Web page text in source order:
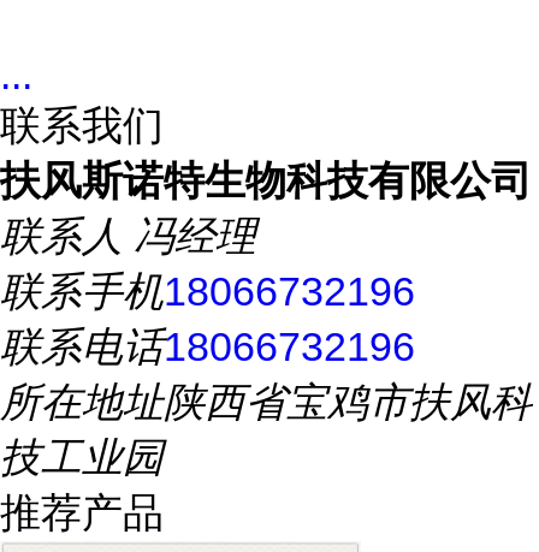
...
联系我们
扶风斯诺特生物科技有限公司
联系人 冯经理
联系手机18066732196
联系电话18066732196
所在地址陕西省宝鸡市扶风科
技工业园
推荐产品